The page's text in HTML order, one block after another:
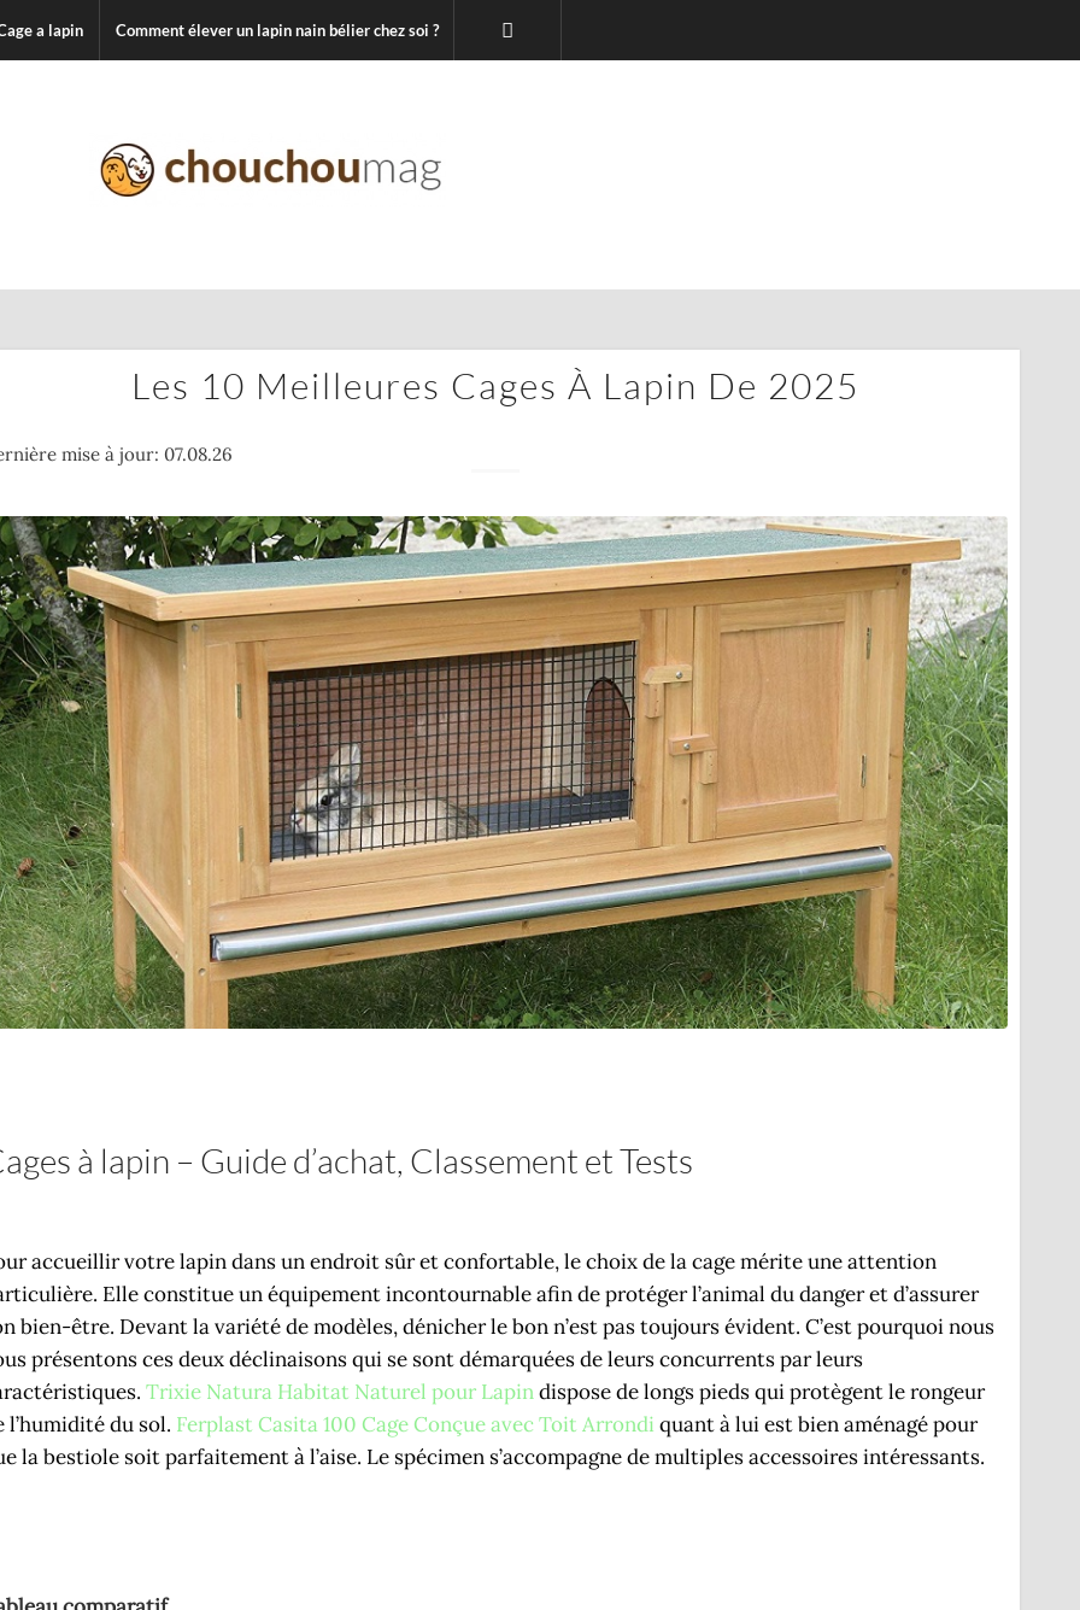
a lapin Comment élever un lapin nain bélier chez soi ?
Les 10 Meilleures Cages À Lapin De 2025
mise à jour: 07.08.26
à lapin – Guide d’achat, Classement et Tests
accueillir votre lapin dans un endroit sûr et confortable, le choix de la cage mérite une attention
Elle constitue un équipement incontournable afin de protéger l’animal du danger et d’assurer
bien-être. Devant la variété de modèles, dénicher le bon n’est pas toujours évident. C’est pourquoi nous
présentons ces deux déclinaisons qui se sont démarquées de leurs concurrents par leurs
Trixie Natura Habitat Naturel pour Lapindispose de longs pieds qui protègent le rongeur
l’humidité du sol. Ferplast Casita 100 Cage Conçue avec Toit Arrondi quant à lui est bien aménagé pour
la bestiole soit parfaitement à l’aise. Le spécimen s’accompagne de multiples accessoires intéressants.